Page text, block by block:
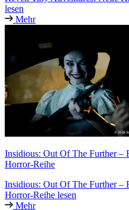
lesen
Mehr
Insidious: Out Of The Further –
Horror-Reihe
Insidious: Out Of The Further –
Horror-Reihe lesen
Mehr